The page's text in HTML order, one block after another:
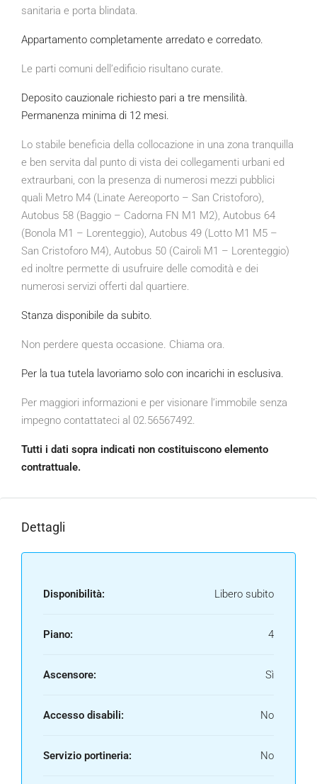
sanitaria e porta blindata.
Appartamento completamente arredato e corredato.
Le parti comuni dell’edificio risultano curate.
Deposito cauzionale richiesto pari a tre mensilità.
Permanenza minima di 12 mesi.
Lo stabile beneficia della collocazione in una zona tranquilla
e ben servita dal punto di vista dei collegamenti urbani ed
extraurbani, con la presenza di numerosi mezzi pubblici
quali Metro M4 (Linate Aereoporto – San Cristoforo),
Autobus 58 (Baggio – Cadorna FN M1 M2), Autobus 64
(Bonola M1 – Lorenteggio), Autobus 49 (Lotto M1 M5 –
San Cristoforo M4), Autobus 50 (Cairoli M1 – Lorenteggio)
ed inoltre permette di usufruire delle comodità e dei
numerosi servizi offerti dal quartiere.
Stanza disponibile da subito.
Non perdere questa occasione. Chiama ora.
Per la tua tutela lavoriamo solo con incarichi in esclusiva.
Per maggiori informazioni e per visionare l’immobile senza
impegno contattateci al 02.56567492.
Tutti i dati sopra indicati non costituiscono elemento
contrattuale.
Dettagli
Disponibilità: Libero subito
Piano: 4
Ascensore: Sì
Accesso disabili: No
Servizio portineria: No